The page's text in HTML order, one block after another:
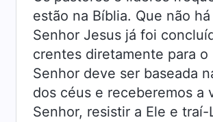
estão na Bíblia. Que não
Senhor Jesus já foi
crentes diretamente para
Senhor deve ser baseada
dos céus e receberemos a
Senhor, resistir a Ele e